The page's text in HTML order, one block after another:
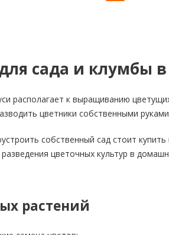
сада и клумбы в
располагает к выращиванию
цветники собственными
собственный сад стоит
цветочных культур в
растений